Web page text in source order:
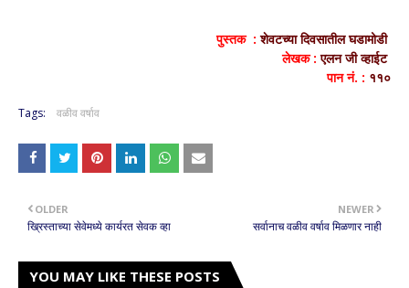
पुस्तक : शेवटच्या दिवसातील घडामोडी
लेखक : एलन जी व्हाईट
पान नं. : ११०
Tags: वळीव वर्षाव
NEWER
सर्वानाच वळीव वर्षाव मिळणार नाही
OLDER
ख्रिस्ताच्या सेवेमध्ये कार्यरत सेवक व्हा
YOU MAY LIKE THESE POSTS